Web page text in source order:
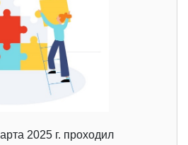
2025 г. проходил